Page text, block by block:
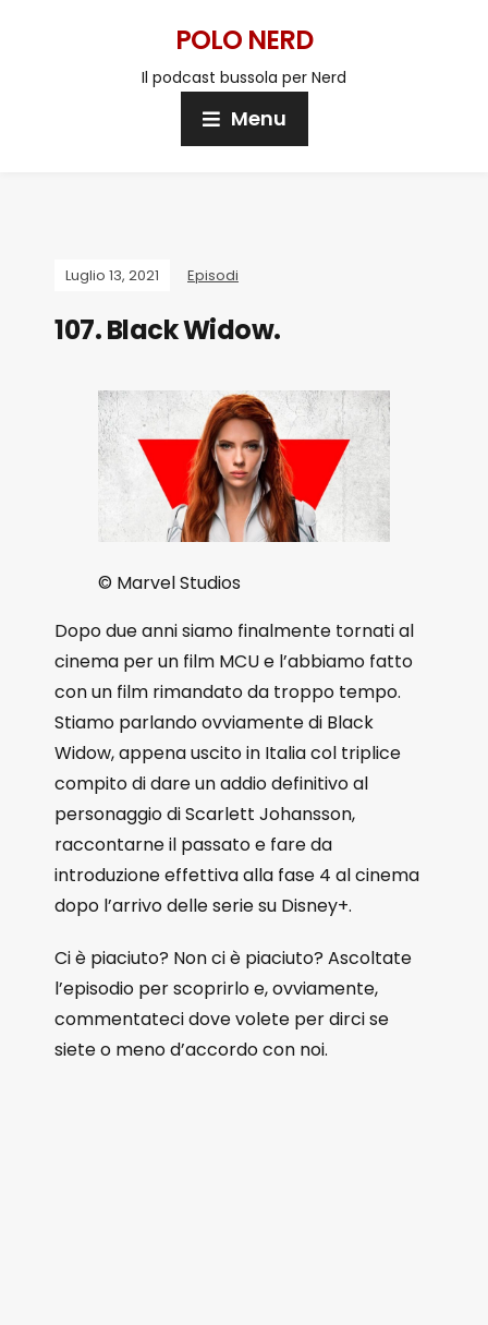
POLO NERD
Il podcast bussola per Nerd
Menu
Luglio 13, 2021 Episodi
107. Black Widow.
© Marvel Studios
Dopo due anni siamo finalmente tornati al
cinema per un film MCU e l’abbiamo fatto
con un film rimandato da troppo tempo.
Stiamo parlando ovviamente di Black
Widow, appena uscito in Italia col triplice
compito di dare un addio definitivo al
personaggio di Scarlett Johansson,
raccontarne il passato e fare da
introduzione effettiva alla fase 4 al cinema
dopo l’arrivo delle serie su Disney+.
Ci è piaciuto? Non ci è piaciuto? Ascoltate
l’episodio per scoprirlo e, ovviamente,
commentateci dove volete per dirci se
siete o meno d’accordo con noi.